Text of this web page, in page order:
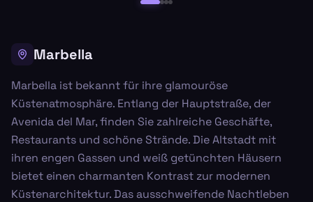
Marbella
Marbella ist bekannt für ihre glamouröse
Küstenatmosphäre. Entlang der Hauptstraße, der
Avenida del Mar, finden Sie zahlreiche Geschäfte,
Restaurants und schöne Strände. Die Altstadt mit
ihren engen Gassen und weiß getünchten Häusern
bietet einen charmanten Kontrast zur modernen
Küstenarchitektur. Das ausschweifende Nachtleben